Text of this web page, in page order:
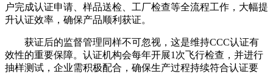
户完成认证申请、样品送检、工厂检查等全流程工作，大幅提
升认证效率，确保产品顺利获证。
获证后的监督管理同样不可忽视，这是维持CCC认证有
效性的重要保障。认证机构会每年开展1次飞行检查，并进行
抽样测试，企业需积极配合，确保生产过程持续符合认证要